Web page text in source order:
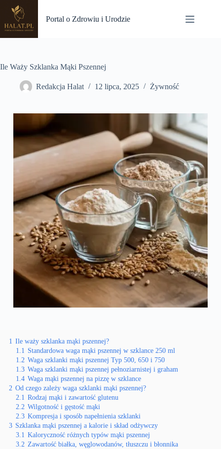
Przejdź
treści
Portal o Zdrowiu i Urodzie
Ile Waży Szklanka Mąki Pszennej
Redakcja Halat 12 lipca, 2025 Żywność
1 Ile waży szklanka mąki pszennej?
1.1 Standardowa waga mąki pszennej w szklance 250 ml
1.2 Waga szklanki mąki pszennej Typ 500, 650 i 750
1.3 Waga szklanki mąki pszennej pełnoziarnistej i graham
1.4 Waga mąki pszennej na pizzę w szklance
2 Od czego zależy waga szklanki mąki pszennej?
2.1 Rodzaj mąki i zawartość glutenu
2.2 Wilgotność i gęstość mąki
2.3 Kompresja i sposób napełnienia szklanki
3 Szklanka mąki pszennej a kalorie i skład odżywczy
3.1 Kaloryczność różnych typów mąki pszennej
3.2 Zawartość białka, węglowodanów, tłuszczu i błonnika